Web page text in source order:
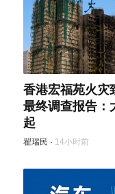
香港宏福苑火灾
最终调查报告：
起
翟瑞民 · 14小时前